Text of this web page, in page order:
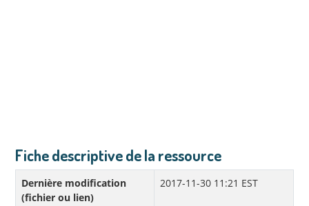
Fiche descriptive de la ressource
Dernière modification
(fichier ou lien)
2017-11-30 11:21 EST